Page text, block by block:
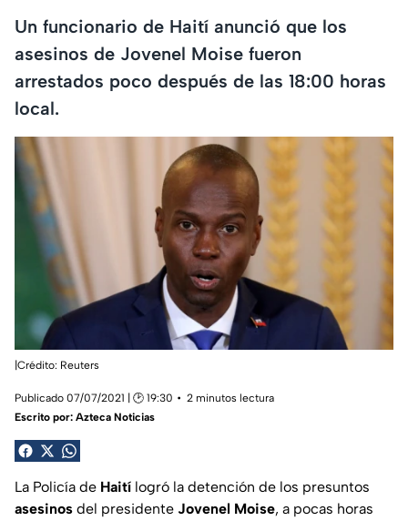
Un funcionario de Haití anunció que los
asesinos de Jovenel Moise fueron
arrestados poco después de las 18:00 horas
local.
|Crédito: Reuters
Publicado 07/07/2021 | 🕑 19:30
2 minutos lectura
Escrito por: Azteca Noticias
La Policía de Haití logró la detención de los presuntos
asesinos del presidente Jovenel Moise, a pocas horas